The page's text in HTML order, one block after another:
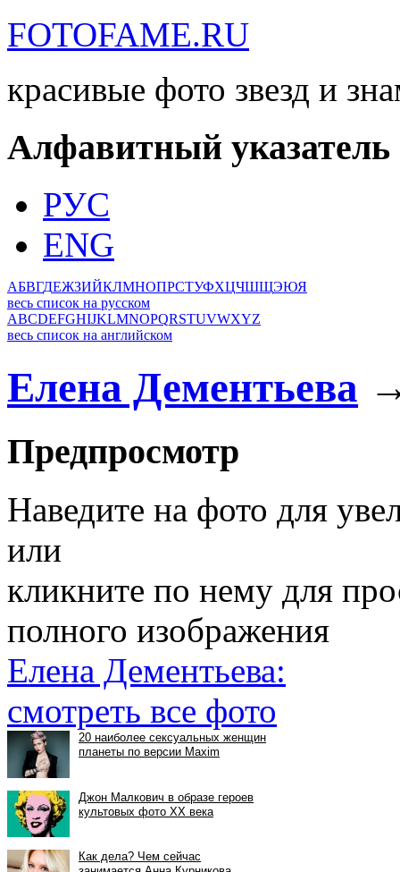
FOTOFAME.RU
красивые фото звезд и
Алфавитный указатель
РУС
ENG
АБВГДЕЖЗИЙКЛМНОПРСТУФХЦЧШЩЭЮЯ
весь список на русском
ABCDEFGHIJKLMNOPQRSTUVWXYZ
весь список на английском
Елена Дементьева
Предпросмотр
Наведите на фото для
или
кликните по нему для
полного изображения
Елена Дементьева:
смотреть все фото